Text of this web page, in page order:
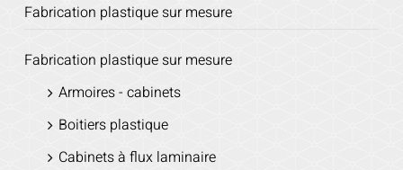
Fabrication plastique sur mesure
Fabrication plastique sur mesure
Armoires - cabinets
Boitiers plastique
Cabinets à flux laminaire